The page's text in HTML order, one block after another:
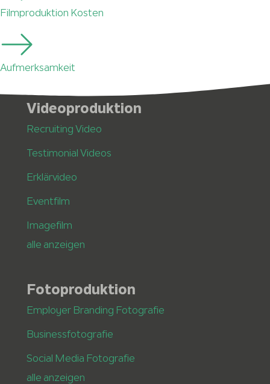
Filmproduktion Kosten
Aufmerksamkeit
Videoproduktion
Recruiting Video
Testimonial Videos
Erklärvideo
Eventfilm
Imagefilm
alle anzeigen
Fotoproduktion
Employer Branding Fotografie
Businessfotografie
Social Media Fotografie
alle anzeigen